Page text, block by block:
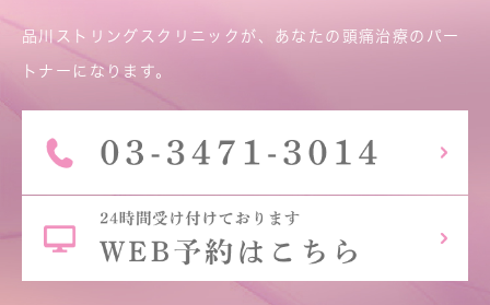
品川ストリングスクリニックが、あなたの頭痛治療のパー
トナーになります。